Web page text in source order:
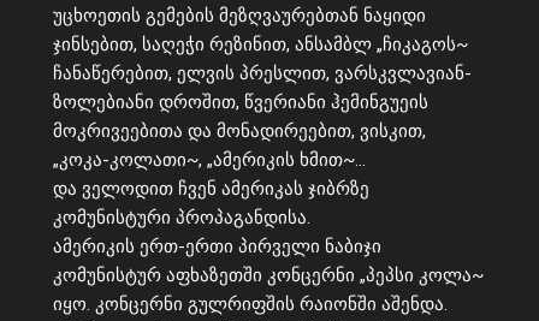
უცხოეთის გემების მეზღვაურებთან ნაყიდი
ჯინსებით, საღეჭი რეზინით, ანსამბლ „ჩიკაგოს~
ჩანაწერებით, ელვის პრესლით, ვარსკვლავიან-
ზოლებიანი დროშით, წვერიანი ჰემინგუეის
მოკრივეებითა და მონადირეებით, ვისკით,
„კოკა-კოლათი~, „ამერიკის ხმით~…
და ველოდით ჩვენ ამერიკას ჯიბრზე
კომუნისტური პროპაგანდისა.
ამერიკის ერთ-ერთი პირველი ნაბიჯი
კომუნისტურ აფხაზეთში კონცერნი „პეპსი კოლა~
იყო. კონცერნი გულრიფშის რაიონში აშენდა.